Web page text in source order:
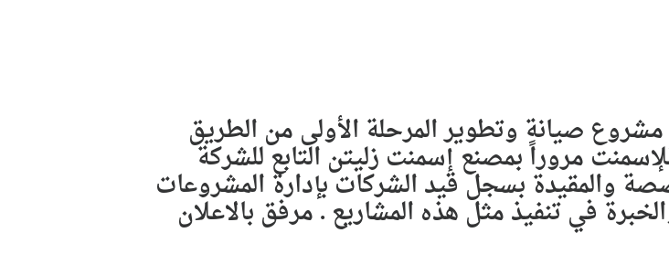
ﺻﻴﺎﻧﺔ ﻭﺗﻄﻮﻳﺮ ﺍﻟﻤﺮﺣﻠﺔ ﺍﻷﻭﻟﻰ ﻣﻦ ﺍﻟﻄﺮﻳﻖ
ﻣﺮﻭﺭﺍً ﺑﻤﺼﻨﻊ ﺇﺳﻤﻨﺖ ﺯﻟﻴﺘﻦ ﺍﻟﺘﺎﺑﻊ ﻟﻠﺸﺮﻛﺔ
ﻭﺍﻟﻤﻘﻴﺪﺓ ﺑﺴﺠﻞ ﻗﻴﺪ ﺍﻟﺸﺮﻛﺎﺕ ﺑﺈﺩﺍﺭﺓ ﺍﻟﻤﺸﺮﻭﻋﺎﺕ
ﻭﺍﻟﺨﺒﺮﺓ ﻓﻲ ﺗﻨﻔﻴﺬ ﻣﺜﻞ ﻫﺬﻩ ﺍﻟﻤﺸﺎﺭﻳﻊ . ﻣﺮﻓﻖ ﺑﺎﻻﻋﻼﻥ